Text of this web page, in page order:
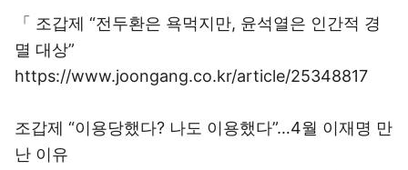
「 조갑제 “전두환은 욕먹지만, 윤석열은 인간적 경
멸 대상”
https://www.joongang.co.kr/article/25348817
조갑제 “이용당했다? 나도 이용했다”…4월 이재명 만
난 이유